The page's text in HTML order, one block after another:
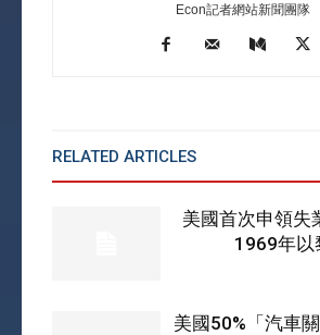
Econ記者網站新聞團隊
RELATED ARTICLES
美國首次申領失
1969年以
美國50%「汽車